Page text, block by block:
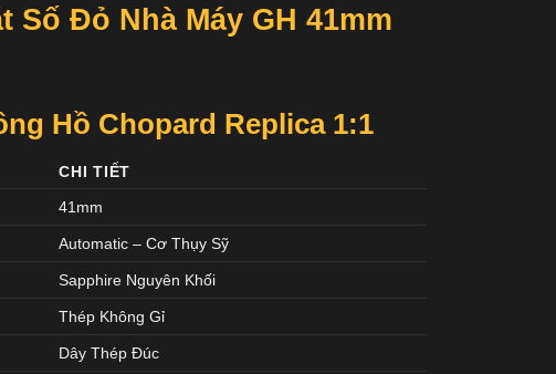
Số Đỏ Nhà Máy GH 41mm
Hồ Chopard Replica 1:1
CHI TIẾT
41mm
Automatic – Cơ Thụy Sỹ
Sapphire Nguyên Khối
Thép Không Gỉ
Dây Thép Đúc